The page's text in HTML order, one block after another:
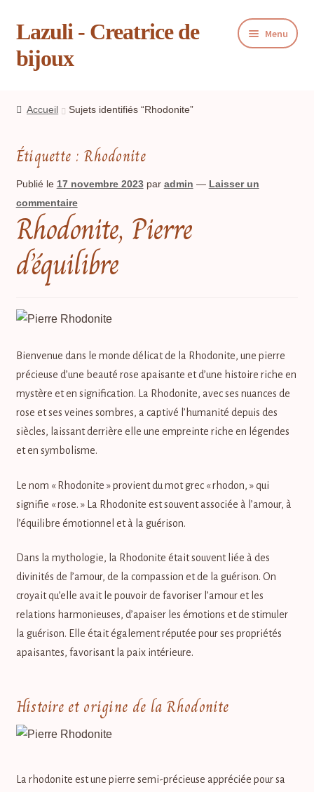
Aller
la
Aller
contenu
Lazuli - Creatrice de
bijoux
Menu
Panier
Livre d’or
Presse
Accueil Sujets identifiés “Rhodonite”
Étiquette : Rhodonite
Publié le 17 novembre 2023 par admin — Laisser un
commentaire
Rhodonite, Pierre
d’équilibre
Bienvenue dans le monde délicat de la Rhodonite, une pierre
précieuse d’une beauté rose apaisante et d’une histoire riche en
mystère et en signification. La Rhodonite, avec ses nuances de
rose et ses veines sombres, a captivé l’humanité depuis des
siècles, laissant derrière elle une empreinte riche en légendes
et en symbolisme.
Le nom « Rhodonite » provient du mot grec « rhodon, » qui
signifie « rose. » La Rhodonite est souvent associée à l’amour, à
l’équilibre émotionnel et à la guérison.
Dans la mythologie, la Rhodonite était souvent liée à des
divinités de l’amour, de la compassion et de la guérison. On
croyait qu’elle avait le pouvoir de favoriser l’amour et les
relations harmonieuses, d’apaiser les émotions et de stimuler
la guérison. Elle était également réputée pour ses propriétés
apaisantes, favorisant la paix intérieure.
Histoire et origine de la Rhodonite
La rhodonite est une pierre semi-précieuse appréciée pour sa